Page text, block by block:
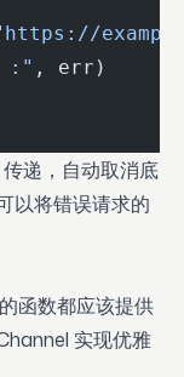
:" , err)
递，自动取消底
以将错误请求的
函数都应该提供
实现优雅